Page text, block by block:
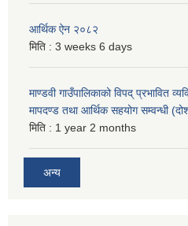
आर्थिक ऐन २०८२
मिति : 3 weeks 6 days
माण्डवी गाउँपालिकाको विपद् प्रभावित
मापदण्ड तथा आर्थिक सहयोग सम्वन्धी
मिति : 1 year 2 months
अन्य